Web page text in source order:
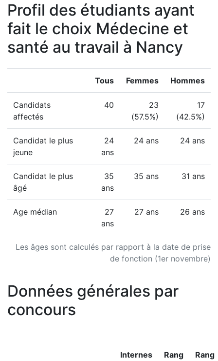
Profil des étudiants ayant
fait le choix Médecine et
santé au travail à Nancy
Les âges sont calculés par rapport à la date de prise
de fonction (1er novembre)
Tous Femmes Hommes
Candidats
affectés
40
23
(57.5%)
17
(42.5%)
Candidat le plus
jeune
24
ans
24 ans 24 ans
Candidat le plus
âgé
35
ans
35 ans 31 ans
Age médian
27
ans
27 ans 26 ans
Données générales par
concours
Internes
Rang
Rang